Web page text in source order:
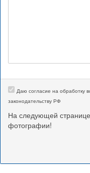
Даю согласие на обработку
законодательству РФ
На следующей
фотографии!